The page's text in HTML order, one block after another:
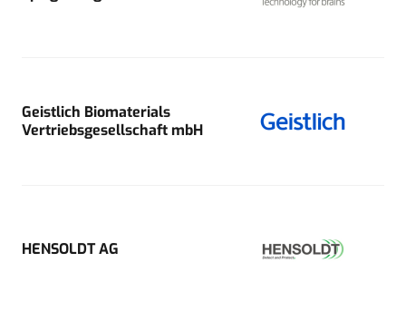
Geistlich Biomaterials
Vertriebsgesellschaft mbH
HENSOLDT AG